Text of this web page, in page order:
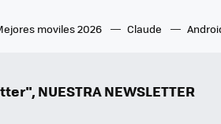
moviles 2026 Claude
NUESTRA NEWSLETTER